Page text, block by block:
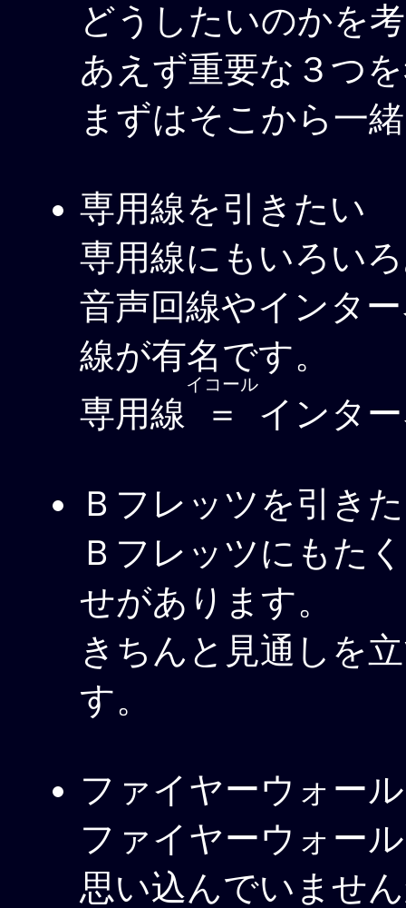
どうしたいのかを
あえず重要な３つ
まずはそこから一
専用線を引きたい
専用線にもいろい
音声回線やインタ
線が有名です。
専用線
＝
イコール
インタ
Ｂフレッツを引き
Ｂフレッツにもた
せがあります。
きちんと見通しを
す。
ファイヤーウォー
ファイヤーウォー
思い込んでいませ